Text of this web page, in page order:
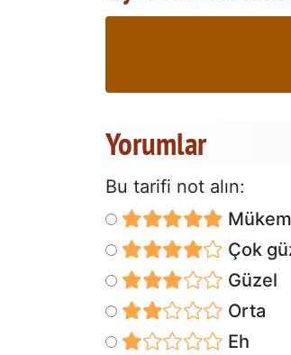
Yorumlar
Bu tarifi not alın:
Çok
Güzel
Orta
Eh